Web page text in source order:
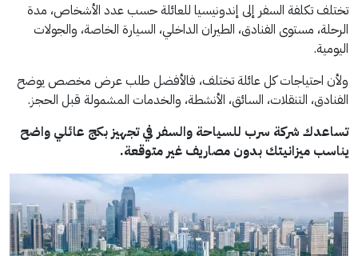
تختلف تكلفة السفر إلى إندونيسيا للعائلة حسب عدد الأشخاص، مدة
الرحلة، مستوى الفنادق، الطيران الداخلي، السيارة الخاصة، والجولات
اليومية.
ولأن احتياجات كل عائلة تختلف، فالأفضل طلب عرض مخصص يوضح
الفنادق، التنقلات، السائق، الأنشطة، والخدمات المشمولة قبل الحجز.
تساعدك شركة سرب للسياحة والسفر في تجهيز بكج عائلي واضح
يناسب ميزانيتك بدون مصاريف غير متوقعة.